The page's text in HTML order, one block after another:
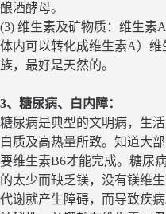
酿酒酵母。
(3) 维生素及矿物质：维生素
体内可以转化成维生素A）
族，最好是天然的。
3、糖尿病、白内障：
糖尿病是典型的文明病，生
白质及高热量所致。知道大
要维生素B6才能完成。糖尿
的太少而缺乏镁，没有镁维
代谢就产生障碍，而导致疾